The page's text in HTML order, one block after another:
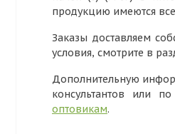
продукцию имеются
Заказы доставляем
условия, смотрите в
Дополнительную
консультантов или
оптовикам.